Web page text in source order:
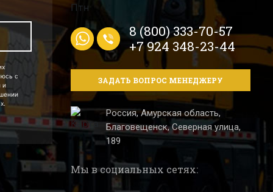
с
и
8 (800) 333-70-57
+7 924 348-23-44
ЗАДАТЬ ВОПРОС МЕНЕДЖЕРУ
Россия, Амурская область,
Благовещенск, Северная улица,
189
Мы в социальных сетях: